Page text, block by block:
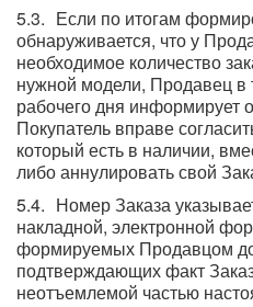
Если по итогам
обнаруживается, что у
необходимое количество
нужной модели, Продавец в
рабочего дня информирует
Покупатель вправе
который есть в наличии,
либо аннулировать свой
Номер Заказа
накладной, электронной
формируемых Продавцом
подтверждающих факт
неотъемлемой частью